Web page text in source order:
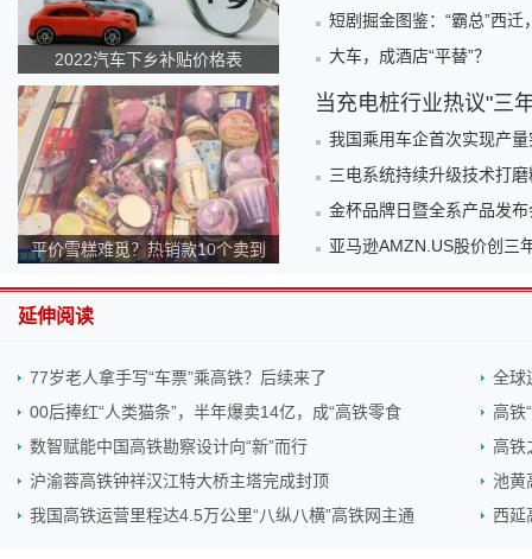
2022汽车下乡补贴价格表
平价雪糕难觅？热销款10个卖到
短剧掘金图鉴：“霸总”西迁
大车，成酒店“平替”？
当充电桩行业热议"三
我国乘用车企首次实现产
三电系统持续升级技术打
金杯品牌日暨全系产品发
亚马逊AMZN.US股价创三
延伸阅读
77岁老人拿手写“车票”乘高铁？后续来了
全球
00后捧红“人类猫条”，半年爆卖14亿，成“高铁零食
高铁
数智赋能中国高铁勘察设计向“新”而行
高铁
沪渝蓉高铁钟祥汉江特大桥主塔完成封顶
池黄
我国高铁运营里程达4.5万公里“八纵八横”高铁网主通
西延